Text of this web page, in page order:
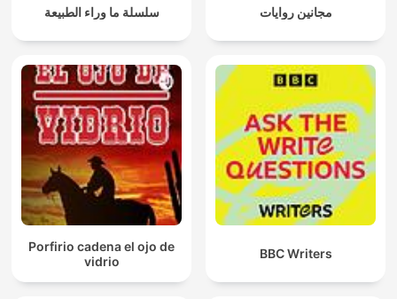
سلسلة ما وراء الطبيعة مجانين روايات
Porfirio cadena el ojo de
vidrio
BBC Writers